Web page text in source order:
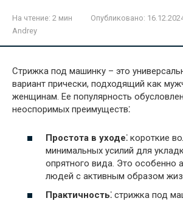
На чтение: 2 мин Опубликовано:
Andrey
Стрижка под машинку – это
вариант прически, подходящий как
женщинам. Ее популярность
неоспоримых преимуществ⁚
Простота в уходе⁚ короткие
минимальных усилий для
опрятного вида. Это особенно
людей с активным образом
Практичность⁚ стрижка под